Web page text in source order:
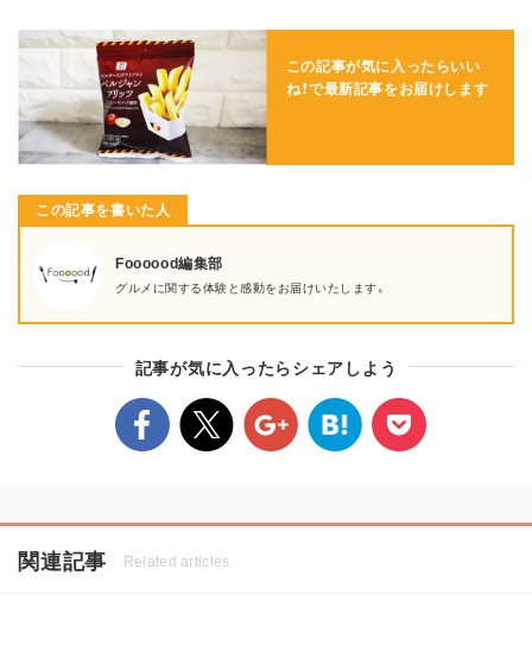
この記事が気に入ったらいい
ね！で最新記事をお届けします
この記事を書いた人
Foooood編集部
グルメに関する体験と感動をお届けいたします。
記事が気に入ったらシェアしよう
関連記事 Related articles